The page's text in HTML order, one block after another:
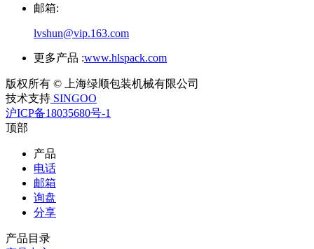
邮箱:
lvshun@vip.163.com
更多产品 :www.hlspack.com
版权所有 © 上海绿顺包装机械有限公司
技术支持 SINGOO
沪ICP备18035680号-1
顶部
产品
电话
邮箱
询盘
分享
产品目录